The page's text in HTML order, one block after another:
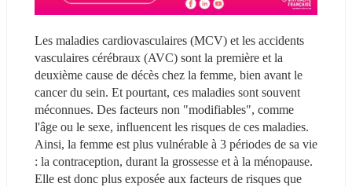
Les maladies cardiovasculaires (MCV) et les accidents
vasculaires cérébraux (AVC) sont la première et la
deuxième cause de décès chez la femme, bien avant le
cancer du sein. Et pourtant, ces maladies sont souvent
méconnues. Des facteurs non "modifiables", comme
l'âge ou le sexe, influencent les risques de ces maladies.
Ainsi, la femme est plus vulnérable à 3 périodes de sa vie
: la contraception, durant la grossesse et à la ménopause.
Elle est donc plus exposée aux facteurs de risques que